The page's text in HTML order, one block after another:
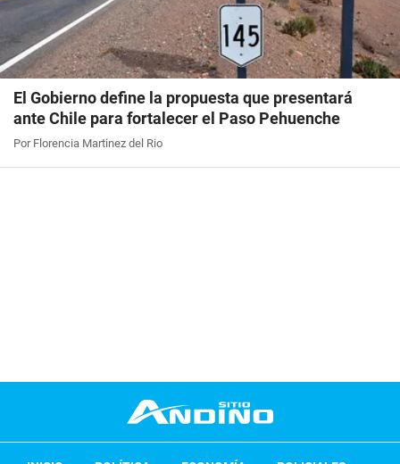
El Gobierno define la propuesta que presentará
ante Chile para fortalecer el Paso Pehuenche
Por Florencia Martinez del Rio